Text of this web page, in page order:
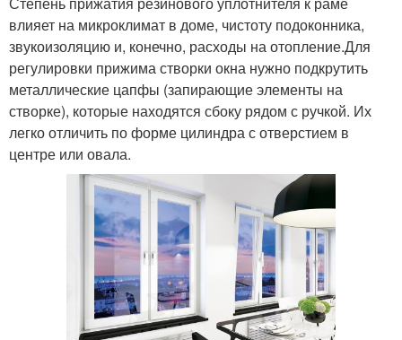
влияет на микроклимат в доме, чистоту подоконника,
звукоизоляцию и, конечно, расходы на отопление.Для
регулировки прижима створки окна нужно подкрутить
металлические цапфы (запирающие элементы на
створке), которые находятся сбоку рядом с ручкой. Их
легко отличить по форме цилиндра с отверстием в
центре или овала.